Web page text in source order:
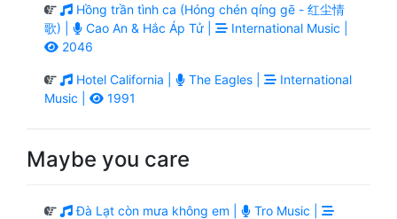
Hồng trần tình ca (Hóng chén qíng gē - 红尘情
歌) |
Cao An & Hắc Áp Tử |
International Music |
2046
Hotel California | The Eagles |
International
Music |
1991
Maybe you care
Đà Lạt còn mưa không em |
Tro Music |